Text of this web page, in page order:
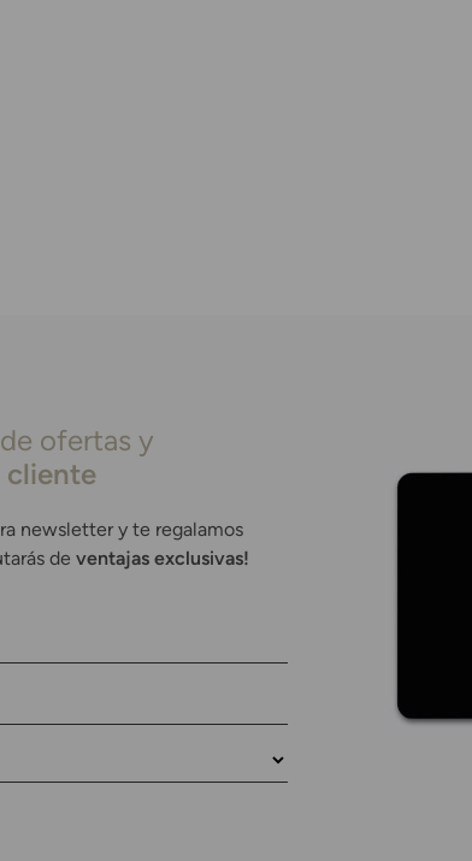
ofertas y
cliente
newsletter y te regalamos
de ventajas exclusivas!